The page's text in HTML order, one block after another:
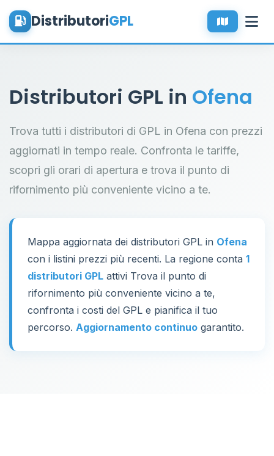
DistributoriGPL
Distributori GPL in Ofena
Trova tutti i distributori di GPL in Ofena con prezzi
aggiornati in tempo reale. Confronta le tariffe,
scopri gli orari di apertura e trova il punto di
rifornimento più conveniente vicino a te.
Mappa aggiornata dei distributori GPL in Ofena
con i listini prezzi più recenti. La regione conta 1
distributori GPL attivi Trova il punto di
rifornimento più conveniente vicino a te,
confronta i costi del GPL e pianifica il tuo
percorso. Aggiornamento continuo garantito.